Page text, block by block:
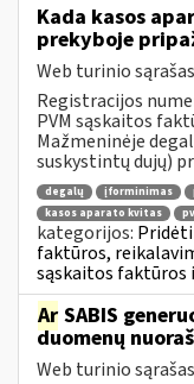
Kada kasos
prekyboje
Web turinio sąrašas
Registracijos
PVM sąskaitos
Mažmeninėje
suskystintų dujų)
degalų įforminimas
kasos aparato kvitas
kategorijos:
faktūros,
sąskaitos faktūros
Ar SABIS
duomenų
Web turinio sąrašas